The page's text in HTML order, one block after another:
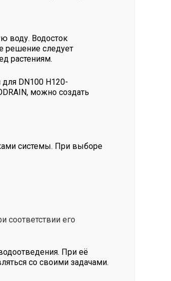
воду. Водосток
решение следует
растениям.
DN100 H120-
можно создать
системы. При выборе
соответствии его
При её
со своими задачами.